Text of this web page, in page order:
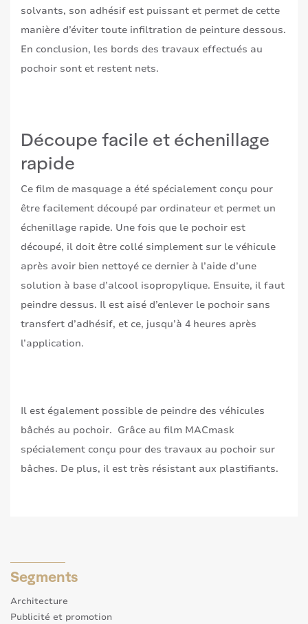
solvants, son adhésif est puissant et permet de cette
manière d’éviter toute infiltration de peinture dessous.
En conclusion, les bords des travaux effectués au
pochoir sont et restent nets.
Découpe facile et échenillage
rapide
Ce film de masquage a été spécialement conçu pour
être facilement découpé par ordinateur et permet un
échenillage rapide. Une fois que le pochoir est
découpé, il doit être collé simplement sur le véhicule
après avoir bien nettoyé ce dernier à l’aide d’une
solution à base d’alcool isopropylique. Ensuite, il faut
peindre dessus. Il est aisé d’enlever le pochoir sans
transfert d’adhésif, et ce, jusqu’à 4 heures après
l’application.
Il est également possible de peindre des véhicules
bâchés au pochoir. Grâce au film MACmask
spécialement conçu pour des travaux au pochoir sur
bâches. De plus, il est très résistant aux plastifiants.
Segments
Architecture
Publicité et promotion